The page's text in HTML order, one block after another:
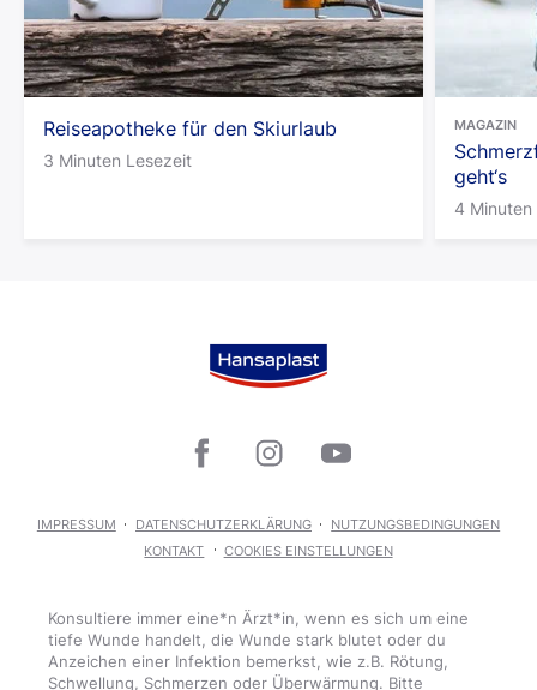
Reiseapotheke für den Skiurlaub
3 Minuten Lesezeit
MAGAZIN
geht‘s
4
IMPRESSUM DATENSCHUTZERKLÄRUNG
NUTZUNGSBEDINGUNGEN
KONTAKT
COOKIES EINSTELLUNGEN
Konsultiere immer eine*n Ärzt*in, wenn es sich um eine
tiefe Wunde handelt, die Wunde stark blutet oder du
Anzeichen einer Infektion bemerkst, wie z.B. Rötung,
Schwellung, Schmerzen oder Überwärmung. Bitte